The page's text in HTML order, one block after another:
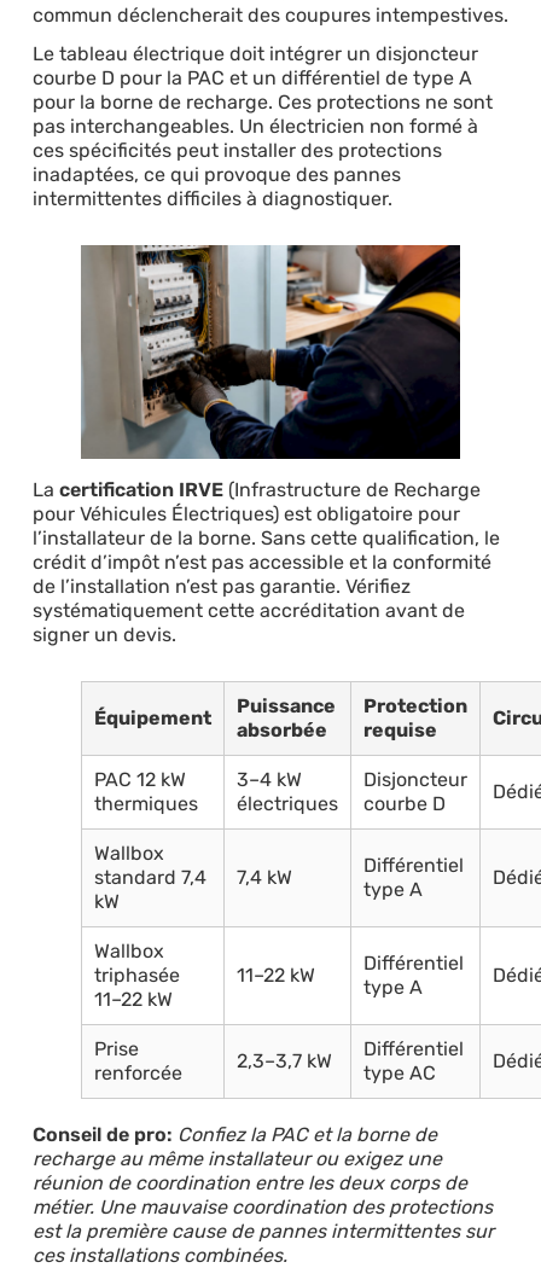
commun déclencherait des coupures intempestives.
Le tableau électrique doit intégrer un disjoncteur
courbe D pour la PAC et un différentiel de type A
pour la borne de recharge. Ces protections ne sont
pas interchangeables. Un électricien non formé à
ces spécificités peut installer des protections
inadaptées, ce qui provoque des pannes
intermittentes difficiles à diagnostiquer.
La certification IRVE (Infrastructure de Recharge
pour Véhicules Électriques) est obligatoire pour
l’installateur de la borne. Sans cette qualification, le
crédit d’impôt n’est pas accessible et la conformité
de l’installation n’est pas garantie. Vérifiez
systématiquement cette accréditation avant de
signer un devis.
Équipement
Puissance
absorbée
Protection
requise
PAC 12 kW
thermiques
3–4 kW
électriques
Disjoncteur
courbe D
Wallbox
standard 7,4
kW
7,4 kW
Différentiel
type A
Wallbox
triphasée
11–22 kW
11–22 kW
Différentiel
type A
Prise
renforcée
2,3–3,7 kW
Différentiel
type AC
Conseil de pro: Confiez la PAC et la borne de
recharge au même installateur ou exigez une
réunion de coordination entre les deux corps de
métier. Une mauvaise coordination des protections
est la première cause de pannes intermittentes sur
ces installations combinées.